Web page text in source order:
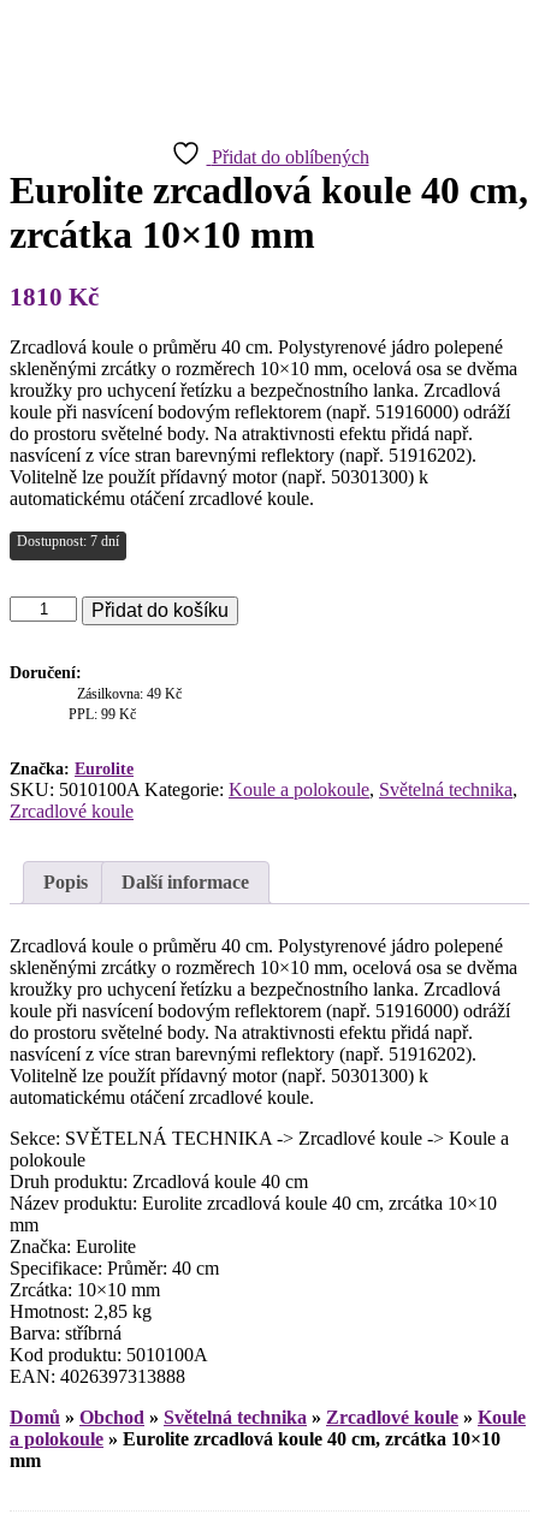
Přidat do oblíbených
Eurolite zrcadlová koule 40 cm,
zrcátka 10×10 mm
1810 Kč
Zrcadlová koule o průměru 40 cm. Polystyrenové jádro polepené
skleněnými zrcátky o rozměrech 10×10 mm, ocelová osa se dvěma
kroužky pro uchycení řetízku a bezpečnostního lanka. Zrcadlová
koule při nasvícení bodovým reflektorem (např. 51916000) odráží
do prostoru světelné body. Na atraktivnosti efektu přidá např.
nasvícení z více stran barevnými reflektory (např. 51916202).
Volitelně lze použít přídavný motor (např. 50301300) k
automatickému otáčení zrcadlové koule.
Dostupnost: 7 dní
Eurolite
zrcadlová
40
množství
Přidat do košíku
Doručení:
Zásilkovna: 49 Kč
PPL: 99 Kč
Značka: Eurolite
SKU: 5010100A Kategorie: Koule a polokoule, Světelná technika,
Zrcadlové koule
Popis Další informace
Zrcadlová koule o průměru 40 cm. Polystyrenové jádro polepené
skleněnými zrcátky o rozměrech 10×10 mm, ocelová osa se dvěma
kroužky pro uchycení řetízku a bezpečnostního lanka. Zrcadlová
koule při nasvícení bodovým reflektorem (např. 51916000) odráží
do prostoru světelné body. Na atraktivnosti efektu přidá např.
nasvícení z více stran barevnými reflektory (např. 51916202).
Volitelně lze použít přídavný motor (např. 50301300) k
automatickému otáčení zrcadlové koule.
Sekce: SVĚTELNÁ TECHNIKA -> Zrcadlové koule -> Koule a
polokoule
Druh produktu: Zrcadlová koule 40 cm
Název produktu: Eurolite zrcadlová koule 40 cm, zrcátka 10×10
mm
Značka: Eurolite
Specifikace: Průměr: 40 cm
Zrcátka: 10×10 mm
Hmotnost: 2,85 kg
Barva: stříbrná
Kod produktu: 5010100A
EAN: 4026397313888
Domů » Obchod » Světelná technika » Zrcadlové koule » Koule
a polokoule » Eurolite zrcadlová koule 40 cm, zrcátka 10×10
mm